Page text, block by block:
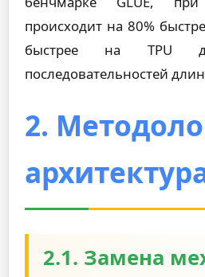
происходит на 80%
быстрее на TPU
последовательностей
2.
2.1. Замена